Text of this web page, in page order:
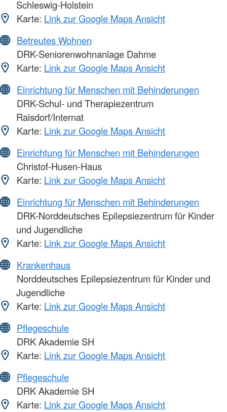
Schleswig-Holstein
Karte: Link zur Google Maps Ansicht
Betreutes Wohnen
DRK-Seniorenwohnanlage Dahme
Karte: Link zur Google Maps Ansicht
Einrichtung für Menschen mit Behinderungen
DRK-Schul- und Therapiezentrum
Raisdorf/Internat
Karte: Link zur Google Maps Ansicht
Einrichtung für Menschen mit Behinderungen
Christof-Husen-Haus
Karte: Link zur Google Maps Ansicht
Einrichtung für Menschen mit Behinderungen
DRK-Norddeutsches Epilepsiezentrum für Kinder
und Jugendliche
Karte: Link zur Google Maps Ansicht
Krankenhaus
Norddeutsches Epilepsiezentrum für Kinder und
Jugendliche
Karte: Link zur Google Maps Ansicht
Pflegeschule
DRK Akademie SH
Karte: Link zur Google Maps Ansicht
Pflegeschule
DRK Akademie SH
Karte: Link zur Google Maps Ansicht